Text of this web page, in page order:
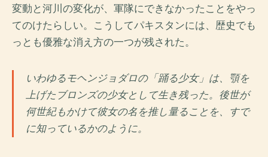
変動と河川の変化が、軍隊にできなかったことをやっ
てのけたらしい。こうしてパキスタンには、歴史でも
っとも優雅な消え方の一つが残された。
いわゆるモヘンジョダロの「踊る少女」は、顎を
上げたブロンズの少女として生き残った。後世が
何世紀もかけて彼女の名を推し量ることを、すで
に知っているかのように。